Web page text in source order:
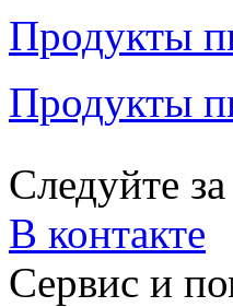
Продукты
Продукты
Следуйте
В контакте
Сервис и